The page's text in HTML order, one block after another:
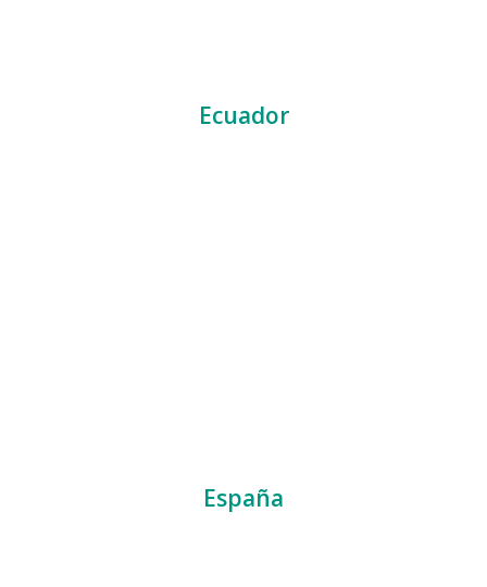
Ecuador
España